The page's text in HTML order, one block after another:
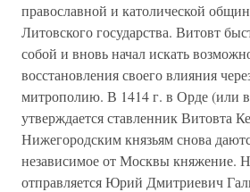
православной и католической
Литовского государства. Витовт
собой и вновь начал искать
восстановления своего влияния
митрополию. В 1414 г. в Орде (или в
утверждается ставленник Витовта
Нижегородским князьям снова
независимое от Москвы княжение.
отправляется Юрий Дмитриевич